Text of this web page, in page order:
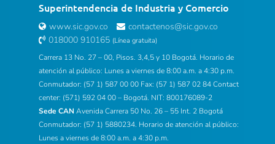
Superintendencia de Industria y Comercio
www.sic.gov.co
contactenos@sic.gov.co
018000 910165 (Línea gratuita)
Carrera 13 No. 27 – 00, Pisos. 3,4,5 y 10 Bogotá. Horario de
atención al público: Lunes a viernes de 8:00 a.m. a 4:30 p.m.
Conmutador: (57 1) 587 00 00 Fax: (57 1) 587 02 84 Contact
center: (571) 592 04 00 – Bogotá. NIT: 800176089-2
Sede CAN Avenida Carrera 50 No. 26 – 55 Int. 2 Bogotá
Conmutador: (57 1) 5880234. Horario de atención al público:
Lunes a viernes de 8:00 a.m. a 4:30 p.m.